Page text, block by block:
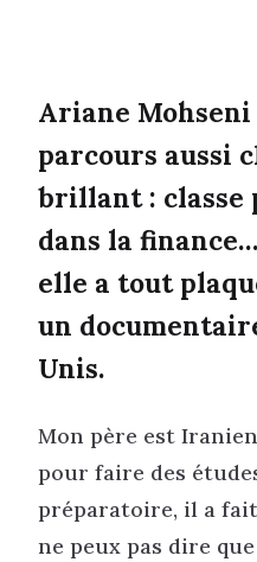
Ariane Mohseni
parcours aussi
brillant : classe
dans la
elle a tout
un
Unis.
Mon père est
pour faire des
préparatoire, il a fait
ne peux pas dire